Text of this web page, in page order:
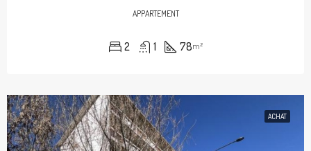
APPARTEMENT
2 1 78m²
ACHAT